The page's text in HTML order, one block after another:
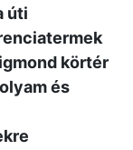
úti
körtér
és